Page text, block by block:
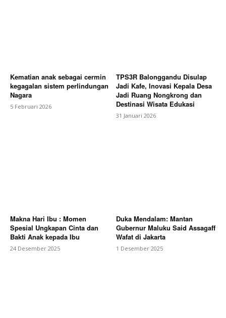
Kematian anak sebagai cermin
kegagalan sistem perlindungan
Nagara
5 Februari 2026
TPS3R Balonggandu Disulap
Jadi Kafe, Inovasi Kepala Desa
Jadi Ruang Nongkrong dan
Destinasi Wisata Edukasi
31 Januari 2026
Makna Hari Ibu : Momen
Spesial Ungkapan Cinta dan
Bakti Anak kepada Ibu
24 Desember 2025
Duka Mendalam: Mantan
Gubernur Maluku Said Assagaff
Wafat di Jakarta
1 Desember 2025